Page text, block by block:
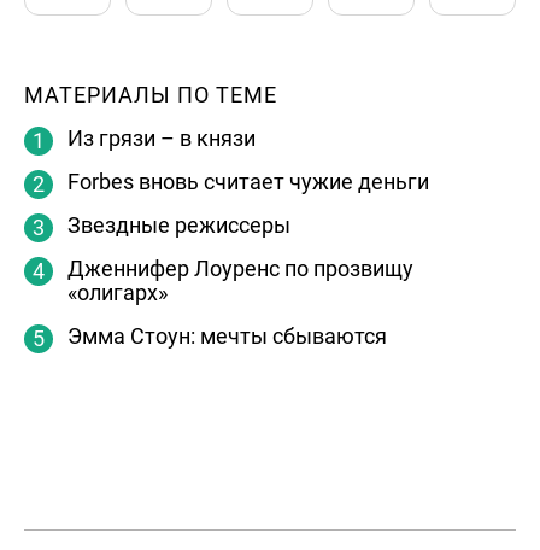
МАТЕРИАЛЫ ПО ТЕМЕ
Из грязи – в князи
Forbes вновь считает чужие деньги
Звездные режиссеры
Дженнифер Лоуренс по прозвищу
«олигарх»
Эмма Стоун: мечты сбываются